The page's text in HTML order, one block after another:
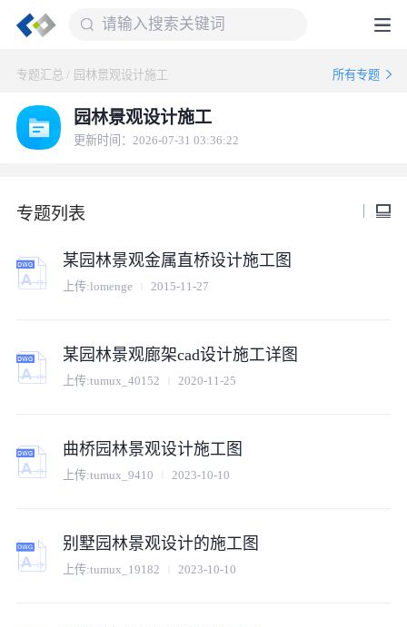
专题汇总 / 园林景观设计施工 所有专题
园林景观设计施工
更新时间：2026-07-31 03:36:22
专题列表
某园林景观金属直桥设计施工图
上传:lomenge 2015-11-27
某园林景观廊架cad设计施工详图
上传:tumux_40152 2020-11-25
曲桥园林景观设计施工图
上传:tumux_9410 2023-10-10
别墅园林景观设计的施工图
上传:tumux_19182 2023-10-10